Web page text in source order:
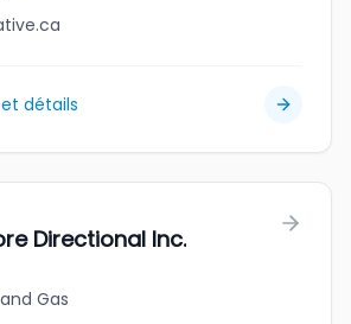
détails
Directional Inc.
Gas